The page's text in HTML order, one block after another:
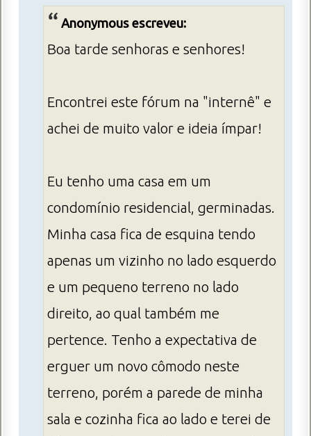
Anonymous escreveu:
Boa tarde senhoras e senhores!
Encontrei este fórum na "internê" e
achei de muito valor e ideia ímpar!
Eu tenho uma casa em um
condomínio residencial, germinadas.
Minha casa fica de esquina tendo
apenas um vizinho no lado esquerdo
e um pequeno terreno no lado
direito, ao qual também me
pertence. Tenho a expectativa de
erguer um novo cômodo neste
terreno, porém a parede de minha
sala e cozinha fica ao lado e terei de